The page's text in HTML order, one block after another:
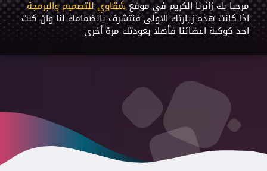
مرحبا بك زائرنا الكريم في موقعشقاوي للتصميم والبرمجة
اذا كانت هذه زيارتك اﻻولى فنتشرف بانضمامك لنا وان كنت
احد كوكبة اعضائنا فأهلا بعودتك مرة أخرى